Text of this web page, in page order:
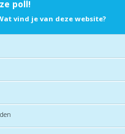
poll!
vind je van deze website?